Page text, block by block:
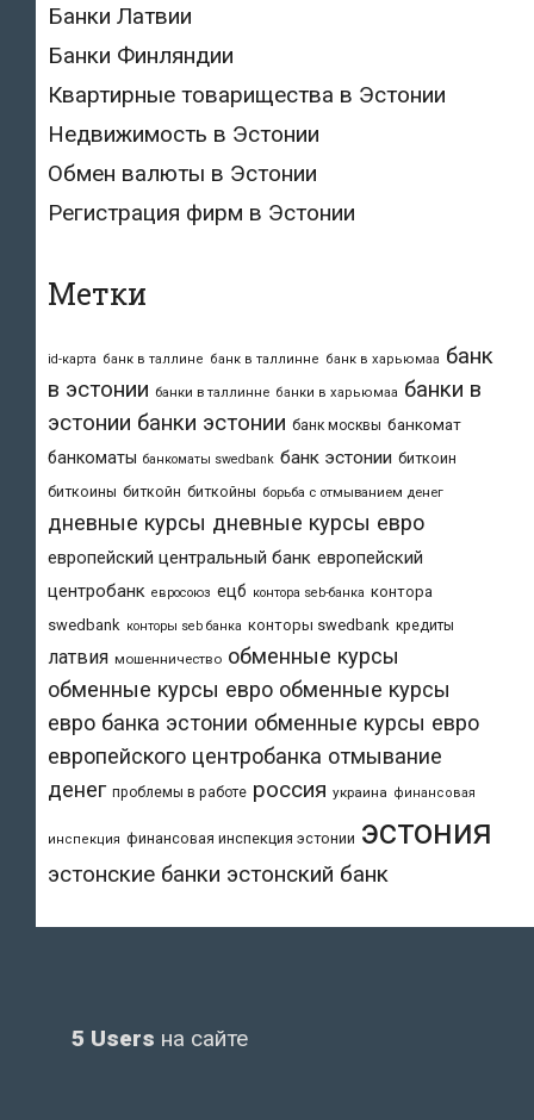
Банки Латвии
Банки Финляндии
Квартирные товарищества в Эстонии
Недвижимость в Эстонии
Обмен валюты в Эстонии
Регистрация фирм в Эстонии
Метки
id-карта банк в таллине банк в таллинне банк в харьюмаа банк
в эстонии банки в таллинне банки в харьюмаа банки в
эстонии банки эстонии банк москвы банкомат
банкоматы банкоматы swedbank банк эстонии биткоин
биткоины биткойн биткойны борьба с отмыванием денег
дневные курсы дневные курсы евро
европейский центральный банк европейский
центробанк евросоюз ецб контора seb-банка контора
swedbank конторы seb банка конторы swedbank кредиты
латвия мошенничество обменные курсы
обменные курсы евро обменные курсы
евро банка эстонии обменные курсы евро
европейского центробанка отмывание
денег проблемы в работе россия украина финансовая
инспекция финансовая инспекция эстонии эстония
эстонские банки эстонский банк
5 Users на сайте